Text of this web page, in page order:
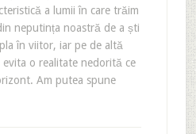
a lumii în care trăim
neputința noastră de a ști
în viitor, iar pe de altă
o realitate nedorită ce
Am putea spune